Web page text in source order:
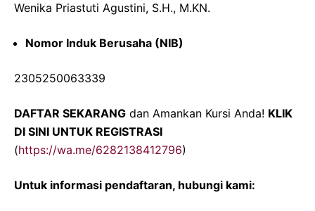
Wenika Priastuti Agustini, S.H., M.KN.
Nomor Induk Berusaha (NIB)
2305250063339
DAFTAR SEKARANG dan Amankan Kursi Anda! KLIK
DI SINI UNTUK REGISTRASI
(https://wa.me/6282138412796)
Untuk informasi pendaftaran, hubungi kami: